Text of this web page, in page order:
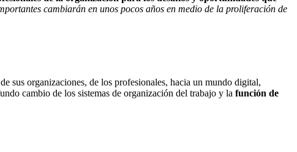
cambiarán en unos pocos años en medio de la proliferación de
sus organizaciones, de los profesionales, hacia un mundo digital,
cambio de los sistemas de organización del trabajo y la función de